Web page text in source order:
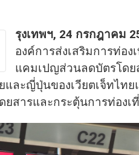
รุงเทพฯ, 24 กรกฎาคม
องค์การส่งเสริมการท่อ
แคมเปญส่วนลดบัตรโด
และญี่ปุ่นของเวียตเจ็ทไท
ยสารและกระตุ้นการท่องเ